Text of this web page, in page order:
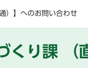
）】へのお問い合わせ
くり課